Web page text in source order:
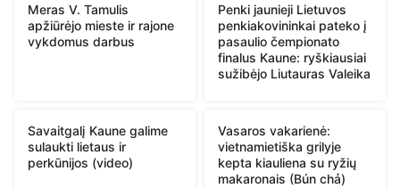
Meras V. Tamulis
apžiūrėjo mieste ir rajone
vykdomus darbus
Penki jaunieji Lietuvos
penkiakovininkai pateko į
pasaulio čempionato
finalus Kaune: ryškiausiai
sužibėjo Liutauras Valeika
Savaitgalį Kaune galime
sulaukti lietaus ir
perkūnijos (video)
Vasaros vakarienė:
vietnamietiška grilyje
kepta kiauliena su ryžių
makaronais (Bún chả)